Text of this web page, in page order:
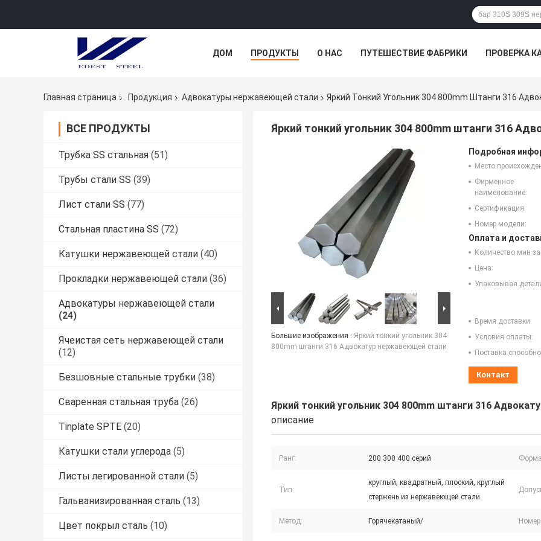
ДОМ ПРОДУКТЫ О НАС ПУТЕШЕСТВИЕ ФАБРИКИ ПРОВЕРКА
Главная страница Продукция Адвокатуры нержавеющей стали Яркий Тонкий Угольник 304 800mm Штанги 316
ВСЕ ПРОДУКТЫ
Трубка SS стальная (51)
Трубы стали SS (39)
Лист стали SS (77)
Стальная пластина SS (72)
Катушки нержавеющей стали (40)
Прокладки нержавеющей стали (36)
Адвокатуры нержавеющей стали
(24)
Ячеистая сеть нержавеющей стали
(12)
Безшовные стальные трубки (38)
Сваренная стальная труба (26)
Tinplate SPTE (20)
Катушки стали углерода (5)
Листы легированной стали (5)
Гальванизированная сталь (13)
Цвет покрыл сталь (10)
Яркий тонкий угольник 304 800mm штанги 316
Большие изображения : Яркий тонкий угольник 304
800mm штанги 316 Адвокатур нержавеющей стали
Подробная
Место
Фирменное
наименование:
Сертификация:
Номер модели:
Оплата и
Количество мин
Цена:
Упаковывая
Время доставки:
Условия оплаты:
Поставка
Контакт
Яркий тонкий угольник 304 800mm штанги 316
описание
Ранг: 200 300 400 серий
Тип:
круглый, квадратный, плоский, круглый
стержень из нержавеющей стали
Метод: Горячекатаный/